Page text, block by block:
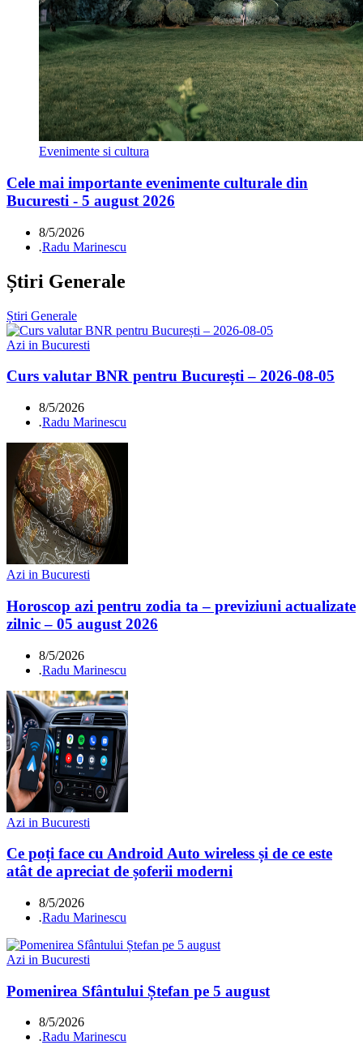
Evenimente si cultura
Cele mai importante evenimente culturale din
Bucuresti - 5 august 2026
8/5/2026
.Radu Marinescu
Știri Generale
Știri Generale
Azi in Bucuresti
Curs valutar BNR pentru București – 2026-08-05
8/5/2026
.Radu Marinescu
Azi in Bucuresti
Horoscop azi pentru zodia ta – previziuni actualizate
zilnic – 05 august 2026
8/5/2026
.Radu Marinescu
Azi in Bucuresti
Ce poți face cu Android Auto wireless și de ce este
atât de apreciat de șoferii moderni
8/5/2026
.Radu Marinescu
Azi in Bucuresti
Pomenirea Sfântului Ștefan pe 5 august
8/5/2026
.Radu Marinescu